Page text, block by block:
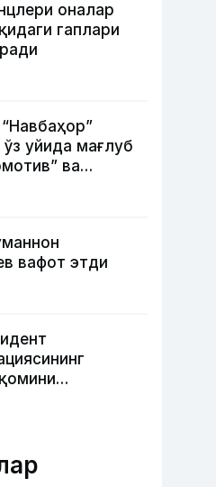
оналар
гаплари
ўз уйида мағлуб
ва
ғалаба
вафот этди